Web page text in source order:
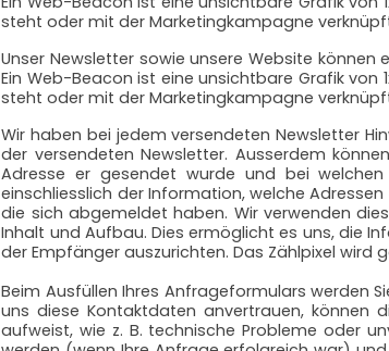
steht oder mit der Marketingkampagne
Unser Newsletter sowie unsere Website
Ein Web-Beacon ist eine unsichtbare Grafik von
steht oder mit der Marketingkampagne
Wir haben bei jedem versendeten Newsletter
der versendeten Newsletter. Ausserdem
Adresse er gesendet wurde und bei
einschliesslich der Information, welche
die sich abgemeldet haben. Wir verwenden
Inhalt und Aufbau. Dies ermöglicht es uns, die
der Empfänger auszurichten. Das Zählpixel wird
Beim Ausfüllen Ihres Anfrageformulars werden
uns diese Kontaktdaten anvertrauen, können
aufweist, wie z. B. technische Probleme oder